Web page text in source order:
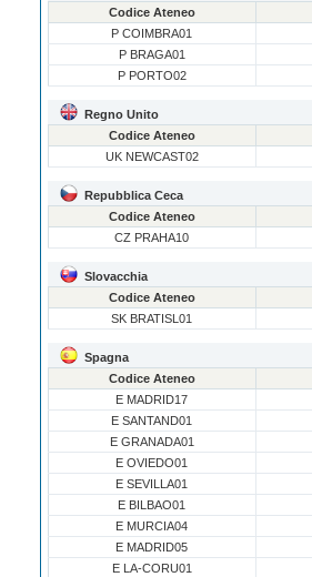
Codice Ateneo
P COIMBRA01
P BRAGA01
P PORTO02
Regno Unito
Codice Ateneo
UK NEWCAST02
Repubblica Ceca
Codice Ateneo
CZ PRAHA10
Slovacchia
Codice Ateneo
SK BRATISL01
Spagna
Codice Ateneo
E MADRID17
E SANTAND01
E GRANADA01
E OVIEDO01
E SEVILLA01
E BILBAO01
E MURCIA04
E MADRID05
E LA-CORU01